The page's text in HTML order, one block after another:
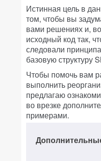
Истинная цель в
том, чтобы вы
вами решениях и,
исходный код так,
следовали
базовую структуру
Чтобы помочь вам
выполнить
предлагаю
во врезке
примерами.